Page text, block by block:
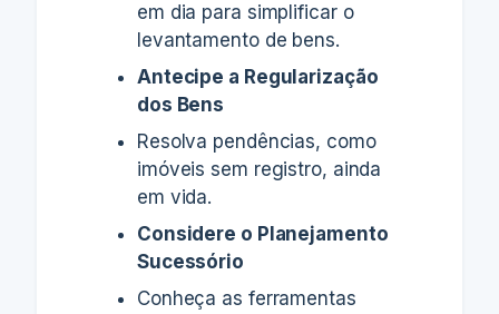
em dia para simplificar o
levantamento de bens.
Antecipe a Regularização
dos Bens
Resolva pendências, como
imóveis sem registro, ainda
em vida.
Considere o Planejamento
Sucessório
Conheça as ferramentas